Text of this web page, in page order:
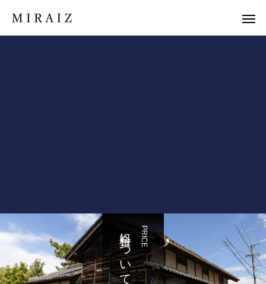
PRICE
料金について